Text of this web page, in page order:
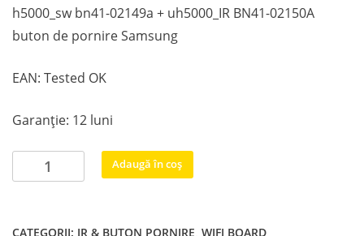
h5000_sw bn41-02149a + uh5000_IR BN41-02150A
buton de pornire Samsung
EAN: Tested OK
Garanție: 12 luni
Cantitate
h5000_sw
Adaugă în coș
CATEGORII: IR & BUTON PORNIRE WIFI BOARD